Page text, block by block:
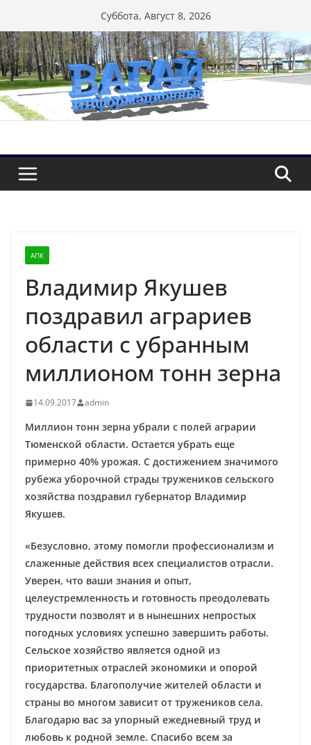
к
содержимому
Суббота, Август 8, 2026
АПК
Владимир Якушев
поздравил аграриев
области с убранным
миллионом тонн зерна
14.09.2017 admin
Миллион тонн зерна убрали с полей аграрии
Тюменской области. Остается убрать еще
примерно 40% урожая. С достижением значимого
рубежа уборочной страды тружеников сельского
хозяйства поздравил губернатор Владимир
Якушев.
«Безусловно, этому помогли профессионализм и
слаженные действия всех специалистов отрасли.
Уверен, что ваши знания и опыт,
целеустремленность и готовность преодолевать
трудности позволят и в нынешних непростых
погодных условиях успешно завершить работы.
Сельское хозяйство является одной из
приоритетных отраслей экономики и опорой
государства. Благополучие жителей области и
страны во многом зависит от тружеников села.
Благодарю вас за упорный ежедневный труд и
любовь к родной земле. Спасибо всем за